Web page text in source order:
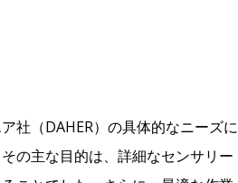
社（DAHER）の具体的なニーズに
の主な目的は、詳細なセンサリー